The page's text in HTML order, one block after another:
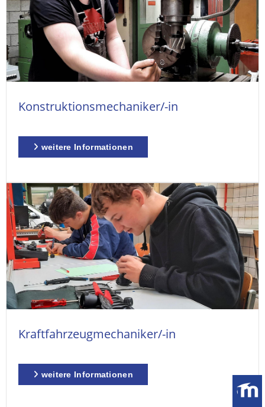
Konstruktionsmechaniker/-in
weitere Informationen
Kraftfahrzeugmechaniker/-in
weitere Informationen